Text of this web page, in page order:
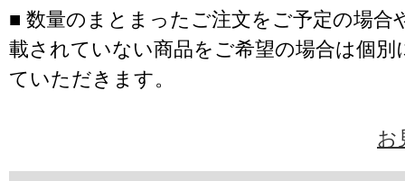
■ 数量のまとまったご注文をご予定の場合
載されていない商品をご希望の場合は個別
ていただきます。
お